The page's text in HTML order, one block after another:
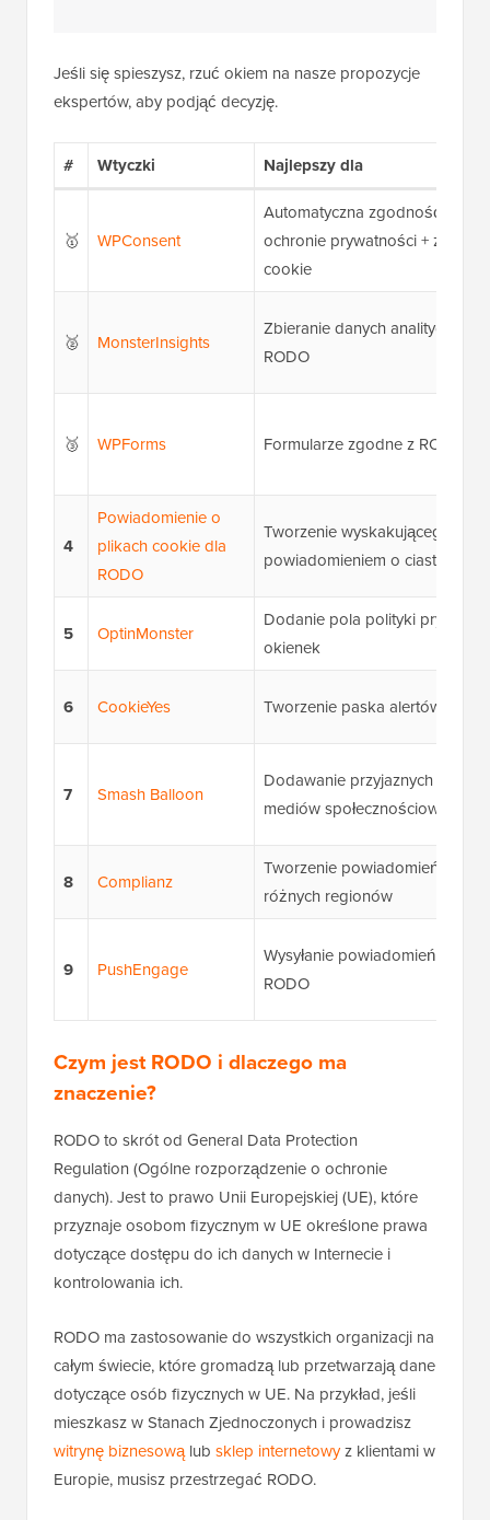
Jeśli się spieszysz, rzuć okiem na nasze propozycje
ekspertów, aby podjąć decyzję.
# Wtyczki Najlepszy dla
🥇 WPConsent
Automatyczna zgodność z
ochronie prywatności +
cookie
🥈 MonsterInsights
Zbieranie danych
RODO
🥉 WPForms Formularze zgodne z RODO
4
Powiadomienie o
plikach cookie dla
RODO
Tworzenie wyskakującego
powiadomieniem o
5 OptinMonster
Dodanie pola polityki
okienek
6 CookieYes Tworzenie paska alertów dla
7 Smash Balloon
Dodawanie przyjaznych dla
mediów społecznościowych
8 Complianz
Tworzenie powiadomień o
różnych regionów
9 PushEngage
Wysyłanie powiadomień push
RODO
Czym jest RODO i dlaczego ma
znaczenie?
RODO to skrót od General Data Protection
Regulation (Ogólne rozporządzenie o ochronie
danych). Jest to prawo Unii Europejskiej (UE), które
przyznaje osobom fizycznym w UE określone prawa
dotyczące dostępu do ich danych w Internecie i
kontrolowania ich.
RODO ma zastosowanie do wszystkich organizacji na
całym świecie, które gromadzą lub przetwarzają dane
dotyczące osób fizycznych w UE. Na przykład, jeśli
mieszkasz w Stanach Zjednoczonych i prowadzisz
witrynę biznesowąlub sklep internetowyz klientami w
Europie, musisz przestrzegać RODO.